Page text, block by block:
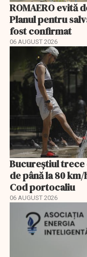
ROMAERO evită
Planul pentru
fost confirmat
06 AUGUST 2026
Bucureștiul trece
de până la 80
Cod portocaliu
06 AUGUST 2026